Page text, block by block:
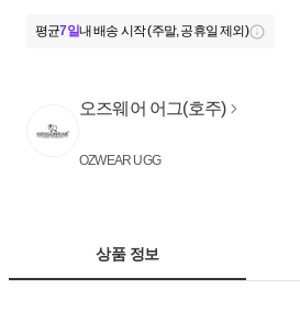
평균7일내 배송 시작 (주말, 공휴일 제외)
오즈웨어 어그(호주)
OZWEAR UGG
상품 정보